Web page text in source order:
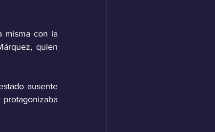
misma con la
quien
ausente
protagonizaba